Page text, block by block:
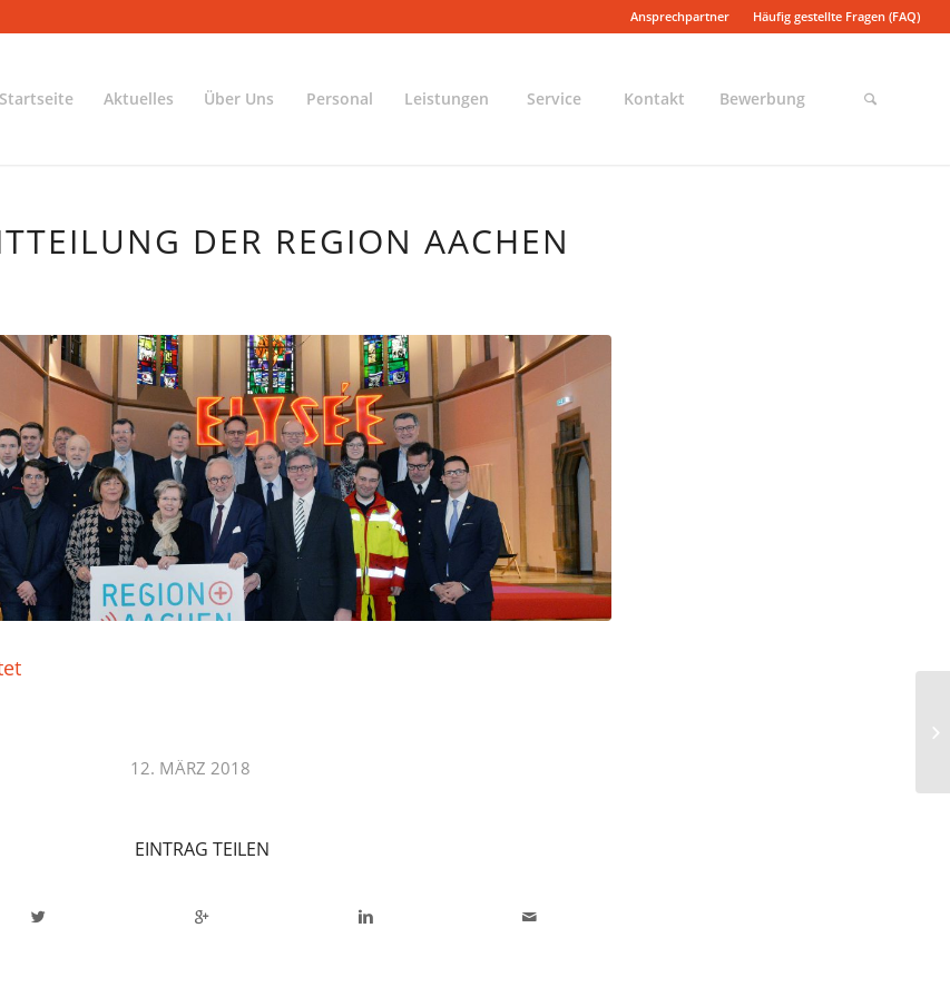
Ansprechpartner Häufig gestellte Fragen (FAQ)
Startseite Aktuelles Über Uns Personal Leistungen Service Kontakt Bewerbung
DER REGION AACHEN
12. MÄRZ 2018
/
EINTRAG TEILEN